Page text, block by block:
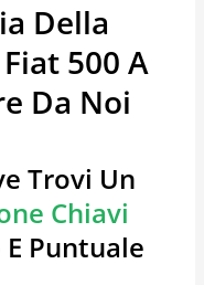
Della
500 A
Da Noi
Trovi Un
Chiavi
Puntuale